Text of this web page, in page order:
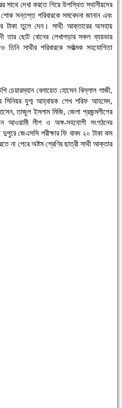
সাথে দেখা করতে গিয়ে উপস্থিত স্থানীয়দের
সন্তপ্ত পরিবারকে সমবেদনা জানান এবং
টাকা তুলে দেন। সাথী আক্তারের অসহায়
তার ছোট বোনের লেখাপড়ার সকল ব্যয়ভার
সাথীর পরিবারকে সর্বাত্মক সহযোগিতা
চেয়ারম্যান বেলায়েত হোসেন বিল্লাল গাজী,
সিনিয়র যুগ্ম আহ্বায়ক শেখ শরিফ আহমেদ,
হোসেন, তাজুল ইসলাম মিজি, জেলা প্রজন্মলীগের
আওয়ামী লীগ ও অঙ্গ-সহযোগী সংগঠনের
জেএসসি পরীক্ষার ফি বাবদ ২০ টাকা কম
না পেরে অষ্টম শ্রেণির ছাত্রী সাথী আক্তার